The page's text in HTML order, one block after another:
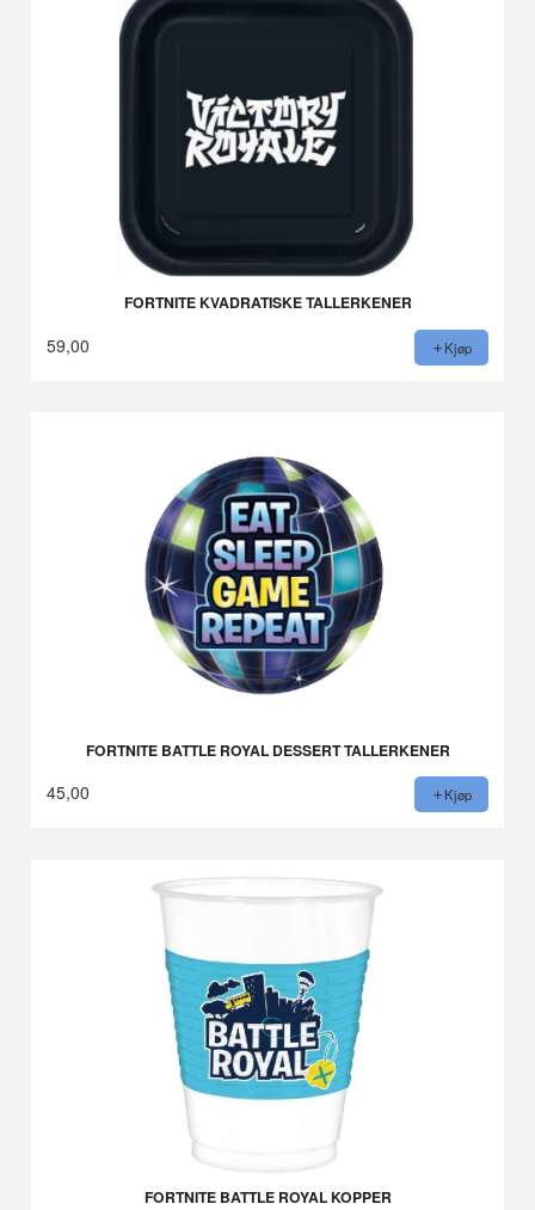
FORTNITE KVADRATISKE TALLERKENER
59,00 Kjøp
FORTNITE BATTLE ROYAL DESSERT TALLERKENER
45,00 Kjøp
FORTNITE BATTLE ROYAL KOPPER